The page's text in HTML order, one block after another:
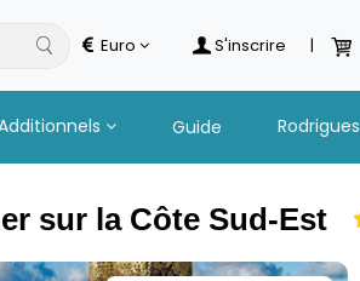
Euro S'inscrire |
Guide Rodrigues
sur la Côte Sud-Est